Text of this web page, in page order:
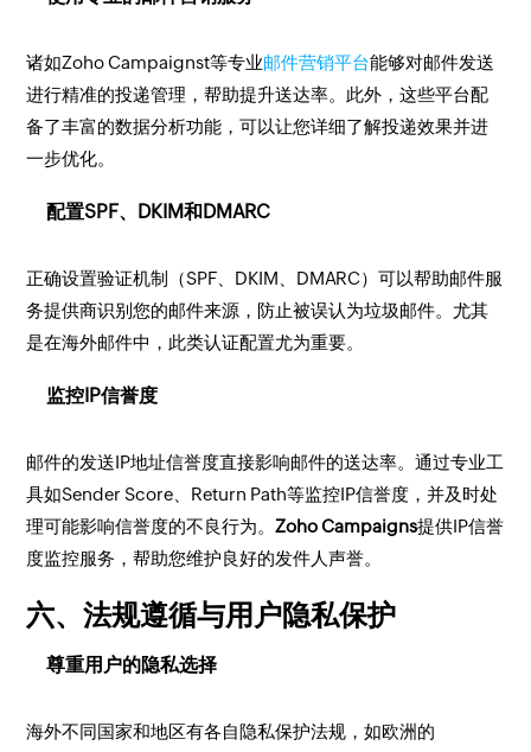
诸如Zoho Campaignst等专业邮件营销平台能够对邮件发送
进行精准的投递管理，帮助提升送达率。此外，这些平台配
备了丰富的数据分析功能，可以让您详细了解投递效果并进
一步优化。
配置SPF、DKIM和DMARC
正确设置验证机制（SPF、DKIM、DMARC）可以帮助邮件服
务提供商识别您的邮件来源，防止被误认为垃圾邮件。尤其
是在海外邮件中，此类认证配置尤为重要。
监控IP信誉度
邮件的发送IP地址信誉度直接影响邮件的送达率。通过专业工
具如Sender Score、Return Path等监控IP信誉度，并及时处
理可能影响信誉度的不良行为。Zoho Campaigns提供IP信誉
度监控服务，帮助您维护良好的发件人声誉。
六、法规遵循与用户隐私保护
尊重用户的隐私选择
海外不同国家和地区有各自隐私保护法规，如欧洲的